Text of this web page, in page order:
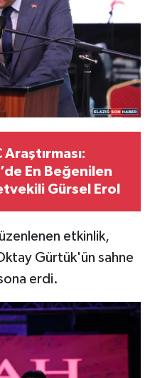
Araştırması:
En Beğenilen
Gürsel Erol
etkinlik,
Gürtük'ün sahne
erdi.